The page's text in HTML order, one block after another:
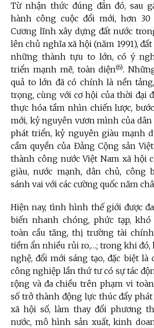
Từ nhận thức đúng đắn đó, sau
hành công cuộc đổi mới, hơn
Cương lĩnh xây dựng đất nước
lên chủ nghĩa xã hội (năm 1991),
những thành tựu to lớn, có ý
triển mạnh mẽ, toàn diện(6).
quả to lớn đã có chính là nền
trọng, cùng với cơ hội của thời đại
thực hóa tầm nhìn chiến lược,
mới, kỷ nguyên vươn mình của dân
phát triển, kỷ nguyên giàu mạnh
cầm quyền của Đảng Cộng sản
thành công nước Việt Nam xã hội
giàu, nước mạnh, dân chủ, công
sánh vai với các cường quốc năm
Hiện nay, tình hình thế giới được
biến nhanh chóng, phức tạp,
toàn cầu tăng, thị trường tài
tiềm ẩn nhiều rủi ro,…; trong khi đó,
nghệ, đổi mới sáng tạo, đặc biệt là
công nghiệp lần thứ tư có sự tác
rộng và đa chiều trên phạm vi
số trở thành động lực thúc đẩy
xã hội số, làm thay đổi phương
nước, mô hình sản xuất, kinh